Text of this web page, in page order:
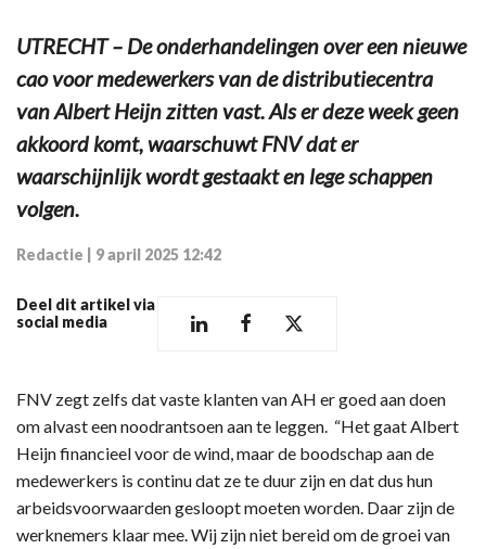
UTRECHT – De onderhandelingen over een nieuwe
cao voor medewerkers van de distributiecentra
van Albert Heijn zitten vast. Als er deze week geen
akkoord komt, waarschuwt FNV dat er
waarschijnlijk wordt gestaakt en lege schappen
volgen.
Redactie 9 april 2025 12:42
Deel dit artikel via
social media
FNV zegt zelfs dat vaste klanten van AH er goed aan doen
om alvast een noodrantsoen aan te leggen. “Het gaat Albert
Heijn financieel voor de wind, maar de boodschap aan de
medewerkers is continu dat ze te duur zijn en dat dus hun
arbeidsvoorwaarden gesloopt moeten worden. Daar zijn de
werknemers klaar mee. Wij zijn niet bereid om de groei van